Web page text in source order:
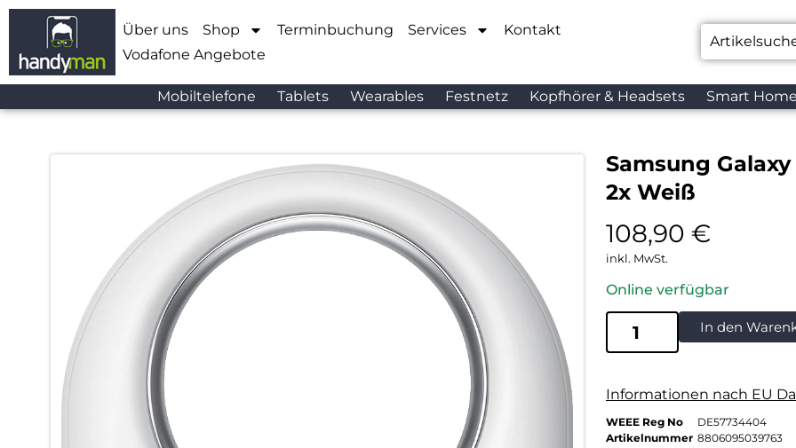
Über uns Shop Terminbuchung Services
Kontakt
Vodafone Angebote
Mobiltelefone Tablets Wearables Festnetz Kopfhörer & Headsets Smart
Samsung
2x Weiß
108,90 €
inkl. MwSt.
Online verfügbar
In den
Informationen nach EU
WEEE Reg No
DE57734404
Artikelnummer 8806095039763